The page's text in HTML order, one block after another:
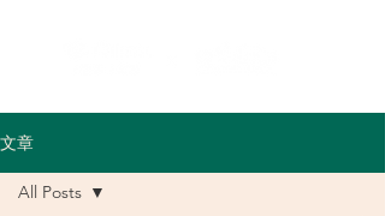
文章
All Posts